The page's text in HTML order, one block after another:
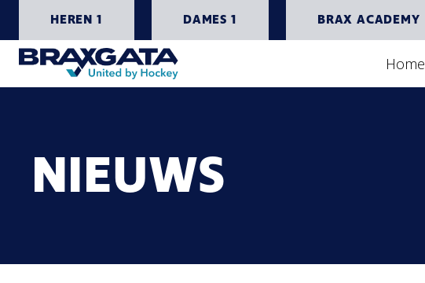
HEREN 1 DAMES 1 BRAX ACADEMY
Home
NIEUWS